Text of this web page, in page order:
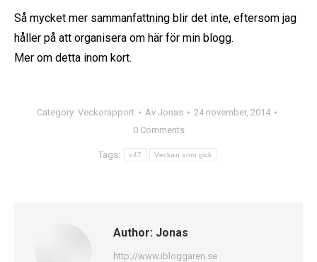
Så mycket mer sammanfattning blir det inte, eftersom jag
håller på att organisera om här för min blogg.
Mer om detta inom kort.
Category: Veckorapport Av Jonas
24 november, 2014
0 Comments
Tags: v47 Veckan som gick
Author: Jonas
http://www.ibloggaren.se